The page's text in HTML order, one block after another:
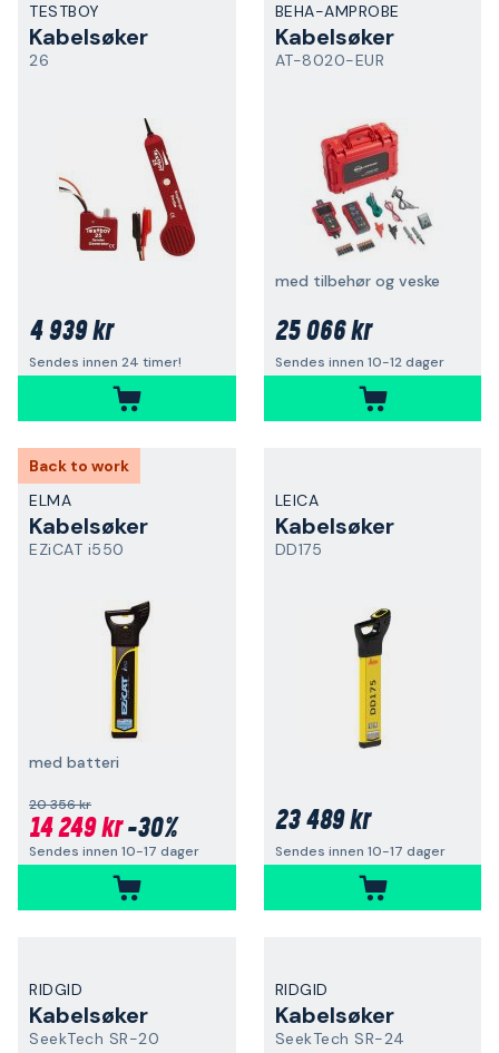
TESTBOY
Kabelsøker
26
4 939 kr
Sendes innen 24 timer!
BEHA-AMPROBE
Kabelsøker
AT-8020-EUR
med tilbehør og veske
25 066 kr
Sendes innen 10-12 dager
Back to work
ELMA
Kabelsøker
EZiCAT i550
med batteri
20 356 kr
14 249 kr-30%
Sendes innen 10-17 dager
LEICA
Kabelsøker
DD175
23 489 kr
Sendes innen 10-17 dager
RIDGID
Kabelsøker
SeekTech SR-20
RIDGID
Kabelsøker
SeekTech SR-24